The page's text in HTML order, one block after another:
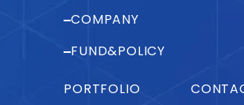
COMPANY
FUND&POLICY
PORTFOLIO